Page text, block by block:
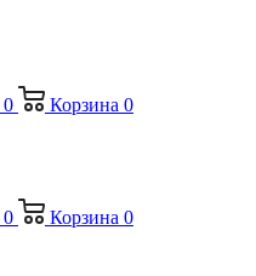
0 Корзина 0
0 Корзина 0